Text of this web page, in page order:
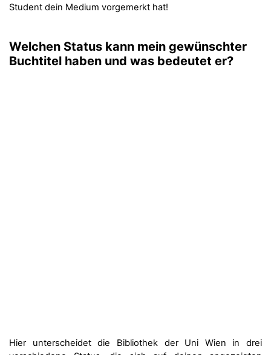
Student dein Medium vorgemerkt hat!
Welchen Status kann mein gewünschter
Buchtitel haben und was bedeutet er?
Hier unterscheidet die Bibliothek der Uni Wien in drei